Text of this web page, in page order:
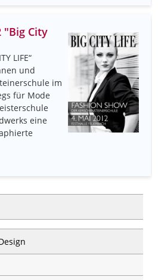
"Big City
LIFE“
und
im
für Mode
eine